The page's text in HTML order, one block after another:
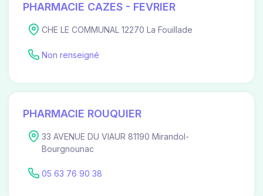
PHARMACIE CAZES - FEVRIER
CHE LE COMMUNAL 12270 La Fouillade
Non renseigné
PHARMACIE ROUQUIER
33 AVENUE DU VIAUR 81190 Mirandol-
Bourgnounac
05 63 76 90 38